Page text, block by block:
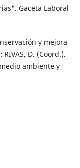
Gaceta Laboral
y mejora
D. (Coord.).
ambiente y